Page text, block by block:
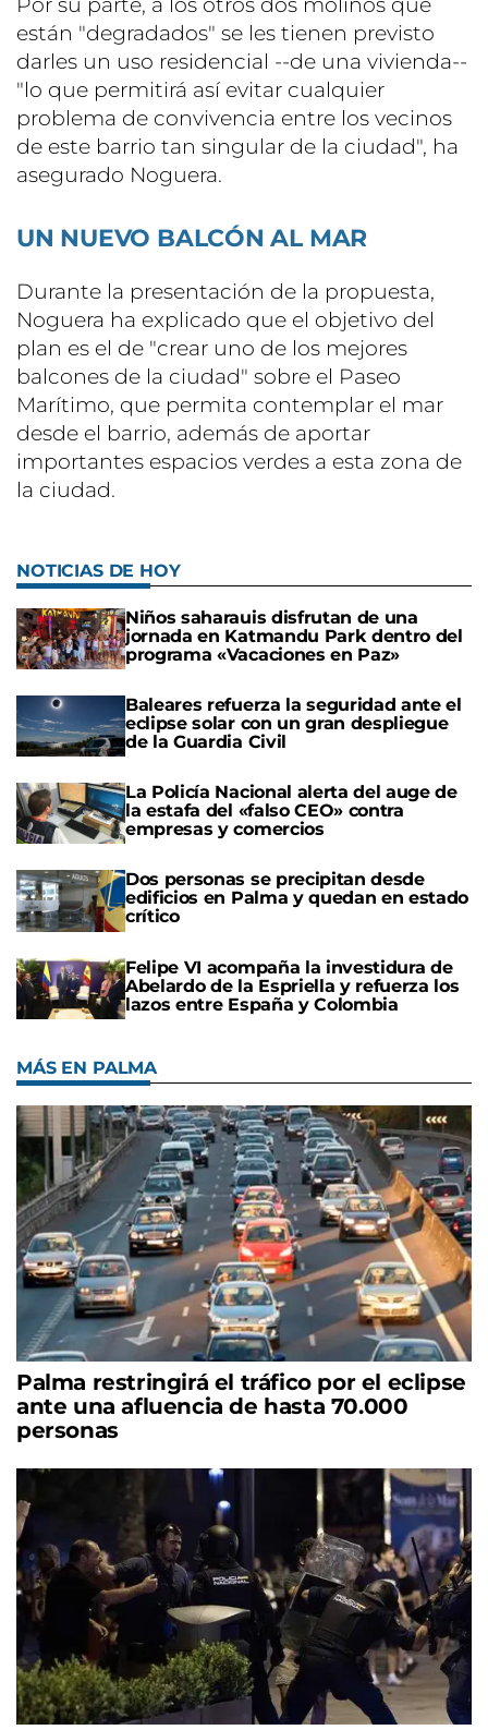
están "degradados" se les tienen previsto
darles un uso residencial --de una vivienda--
"lo que permitirá así evitar cualquier
problema de convivencia entre los vecinos
de este barrio tan singular de la ciudad", ha
asegurado Noguera.
UN NUEVO BALCÓN AL MAR
Durante la presentación de la propuesta,
Noguera ha explicado que el objetivo del
plan es el de "crear uno de los mejores
balcones de la ciudad" sobre el Paseo
Marítimo, que permita contemplar el mar
desde el barrio, además de aportar
importantes espacios verdes a esta zona de
la ciudad.
NOTICIAS DE HOY
Niños saharauis disfrutan de una
jornada en Katmandu Park dentro del
programa «Vacaciones en Paz»
Baleares refuerza la seguridad ante el
eclipse solar con un gran despliegue
de la Guardia Civil
La Policía Nacional alerta del auge de
la estafa del «falso CEO» contra
empresas y comercios
Dos personas se precipitan desde
edificios en Palma y quedan en estado
crítico
Felipe VI acompaña la investidura de
Abelardo de la Espriella y refuerza los
lazos entre España y Colombia
MÁS EN PALMA
Palma restringirá el tráfico por el eclipse
ante una afluencia de hasta 70.000
personas